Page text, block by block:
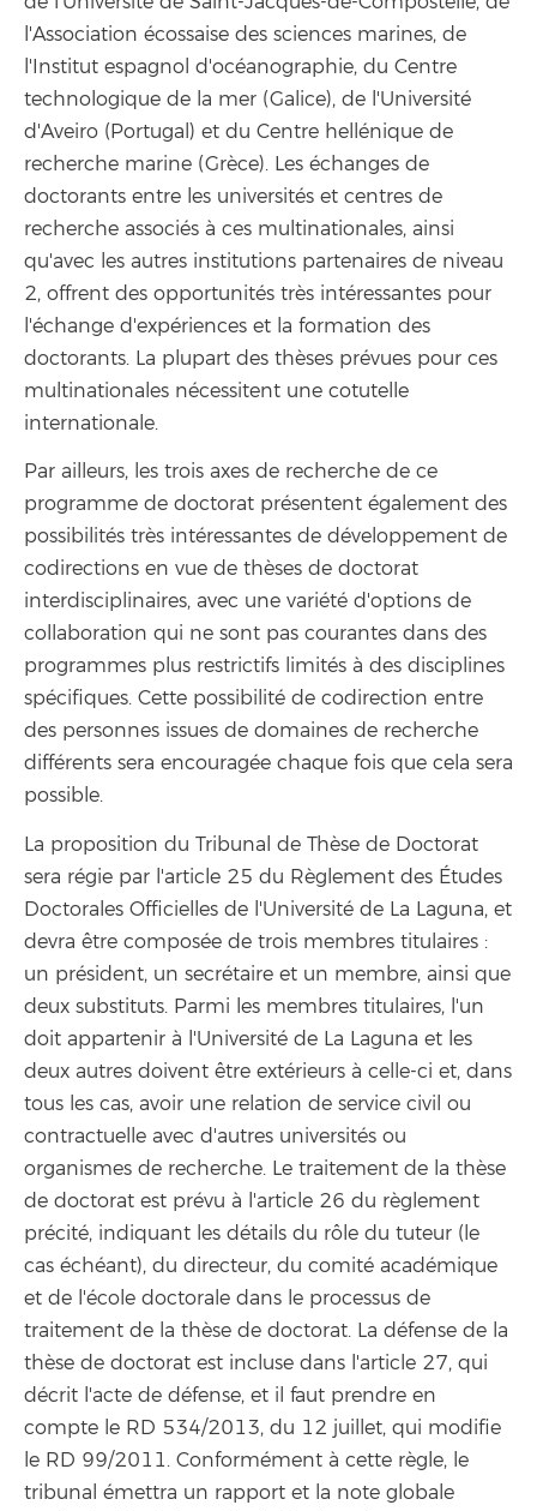
l'Association écossaise des sciences marines, de
l'Institut espagnol d'océanographie, du Centre
technologique de la mer (Galice), de l'Université
d'Aveiro (Portugal) et du Centre hellénique de
recherche marine (Grèce). Les échanges de
doctorants entre les universités et centres de
recherche associés à ces multinationales, ainsi
qu'avec les autres institutions partenaires de niveau
2, offrent des opportunités très intéressantes pour
l'échange d'expériences et la formation des
doctorants. La plupart des thèses prévues pour ces
multinationales nécessitent une cotutelle
internationale.
Par ailleurs, les trois axes de recherche de ce
programme de doctorat présentent également des
possibilités très intéressantes de développement de
codirections en vue de thèses de doctorat
interdisciplinaires, avec une variété d'options de
collaboration qui ne sont pas courantes dans des
programmes plus restrictifs limités à des disciplines
spécifiques. Cette possibilité de codirection entre
des personnes issues de domaines de recherche
différents sera encouragée chaque fois que cela sera
possible.
La proposition du Tribunal de Thèse de Doctorat
sera régie par l'article 25 du Règlement des Études
Doctorales Officielles de l'Université de La Laguna, et
devra être composée de trois membres titulaires :
un président, un secrétaire et un membre, ainsi que
deux substituts. Parmi les membres titulaires, l'un
doit appartenir à l'Université de La Laguna et les
deux autres doivent être extérieurs à celle-ci et, dans
tous les cas, avoir une relation de service civil ou
contractuelle avec d'autres universités ou
organismes de recherche. Le traitement de la thèse
de doctorat est prévu à l'article 26 du règlement
précité, indiquant les détails du rôle du tuteur (le
cas échéant), du directeur, du comité académique
et de l'école doctorale dans le processus de
traitement de la thèse de doctorat. La défense de la
thèse de doctorat est incluse dans l'article 27, qui
décrit l'acte de défense, et il faut prendre en
compte le RD 534/2013, du 12 juillet, qui modifie
le RD 99/2011. Conformément à cette règle, le
tribunal émettra un rapport et la note globale